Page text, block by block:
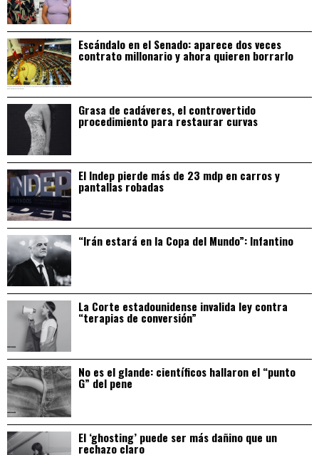
Escándalo en el Senado: aparece dos veces
contrato millonario y ahora quieren borrarlo
Grasa de cadáveres, el controvertido
procedimiento para restaurar curvas
El Indep pierde más de 23 mdp en carros y
pantallas robadas
“Irán estará en la Copa del Mundo”: Infantino
La Corte estadounidense invalida ley contra
“terapias de conversión”
No es el glande: científicos hallaron el “punto
G” del pene
El ‘ghosting’ puede ser más dañino que un
rechazo claro